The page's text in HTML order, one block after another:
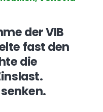
der VIB
fast den
die